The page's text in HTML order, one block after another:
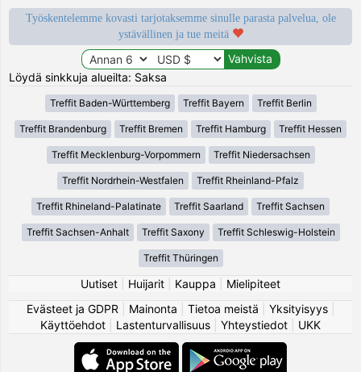
Työskentelemme kovasti tarjotaksemme sinulle parasta palvelua, ole
ystävällinen ja tue meitä
Löydä sinkkuja alueilta: Saksa
Treffit Baden-Württemberg Treffit Bayern Treffit Berlin
Treffit Brandenburg Treffit Bremen Treffit Hamburg Treffit Hessen
Treffit Mecklenburg-Vorpommern Treffit Niedersachsen
Treffit Nordrhein-Westfalen Treffit Rheinland-Pfalz
Treffit Rhineland-Palatinate Treffit Saarland Treffit Sachsen
Treffit Sachsen-Anhalt Treffit Saxony Treffit Schleswig-Holstein
Treffit Thüringen
Uutiset Huijarit Kauppa
Mielipiteet
Evästeet ja GDPR
Mainonta Tietoa meistä Yksityisyys|
Käyttöehdot
Lastenturvallisuus Yhteystiedot UKK